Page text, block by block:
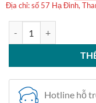
Địa chỉ: số 57 Hạ Đình,
Hotline hỗ